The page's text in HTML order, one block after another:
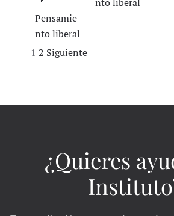
Pensamie
nto liberal
Navegación
entradas
1 2 Siguiente
¿Quieres